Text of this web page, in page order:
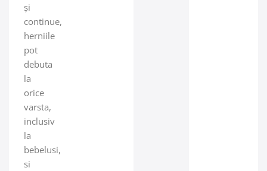
și
continue,
herniile
pot
debuta
la
orice
varsta,
inclusiv
la
bebelusi,
si